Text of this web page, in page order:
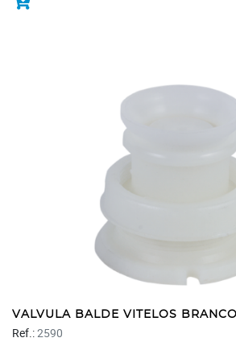
VALVULA BALDE VITELOS BRANCO
Ref.:2590